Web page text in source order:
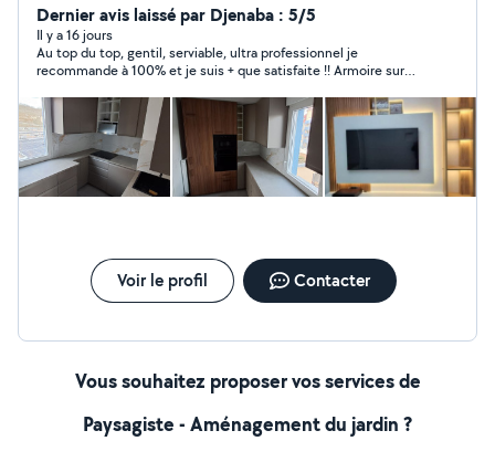
Dernier avis laissé par Djenaba : 5/5
Il y a 16 jours
Au top du top, gentil, serviable, ultra professionnel je
recommande à 100% et je suis + que satisfaite !! Armoire sur
serez pas déçu ! Merci encore
Voir le profil Contacter
Vous souhaitez proposer vos services de
Paysagiste - Aménagement du jardin ?